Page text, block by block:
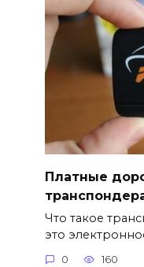
Платные
Что такое
это
0 160